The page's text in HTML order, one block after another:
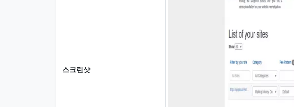
스크린샷